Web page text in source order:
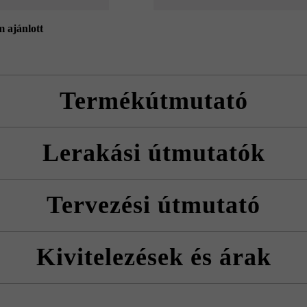
ajánlott
Termékútmutató
a kitöltőbeton szükséges mennyisége.
Steinwerke a felület utólagos, Duoprotect DP30
Lerakási útmutatók
az illesztőkövek vágással készülnek .Az illesztőkövek a
kövekhez képesti különbséget el kell osztani a sor többi
Tervezési útmutató
Kivitelezések és árak